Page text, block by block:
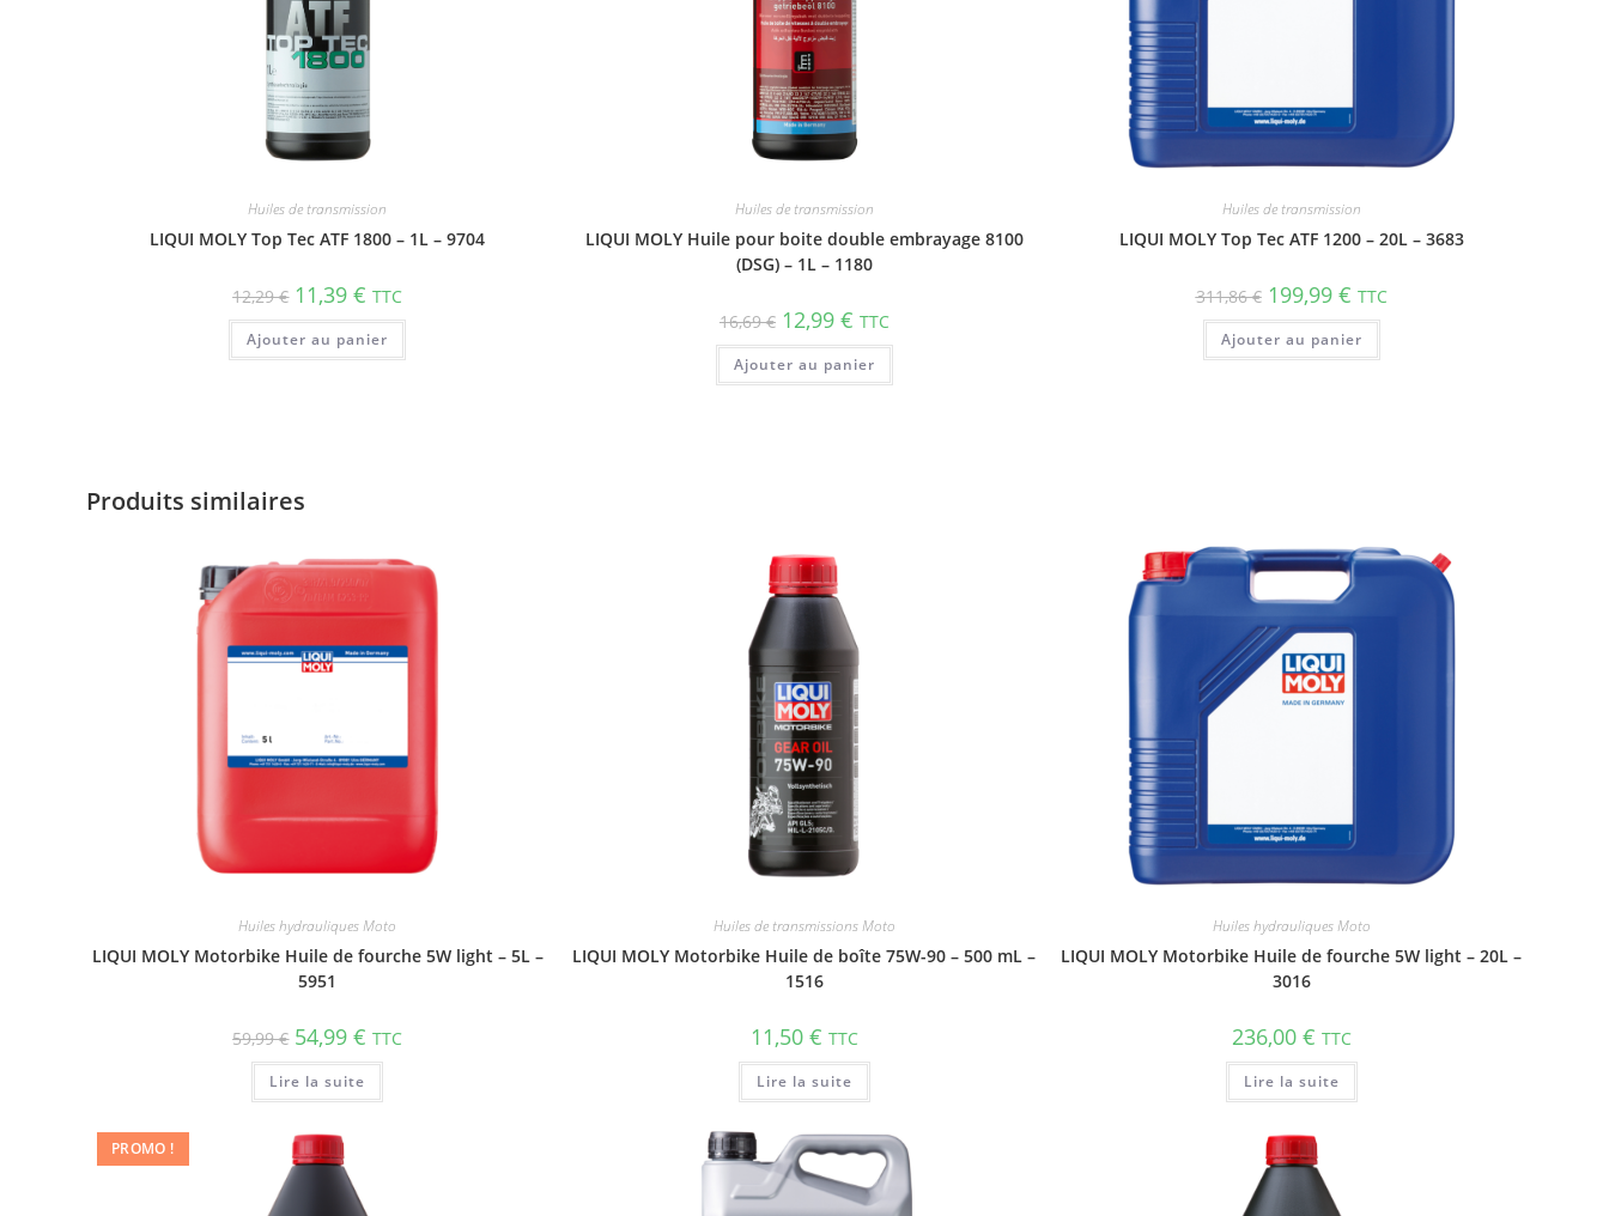
Huiles de transmission
LIQUI MOLY Top Tec ATF 1800 – 1L – 9704
12,29€ 11,39€ TTC
Ajouter au panier
Huiles de transmission
LIQUI MOLY Huile pour boite double embrayage 8100
(DSG) – 1L – 1180
16,69€ 12,99 € TTC
Ajouter au panier
Huiles de transmission
LIQUI MOLY Top Tec ATF 1200 – 20L – 3683
311,86€ 199,99 € TTC
Ajouter au panier
Produits similaires
Huiles hydrauliques Moto
LIQUI MOLY Motorbike Huile de fourche 5W light – 5L –
5951
59,99€ 54,99€ TTC
Lire la suite
Huiles de transmissions Moto
LIQUI MOLY Motorbike Huile de boîte 75W-90 – 500 mL –
1516
11,50 € TTC
Lire la suite
Huiles hydrauliques Moto
LIQUI MOLY Motorbike Huile de fourche 5W light – 20L –
3016
236,00 € TTC
Lire la suite
PROMO !